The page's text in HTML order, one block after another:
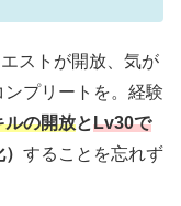
ストが開放、気が
プリートを。経験
ルの開放とLv30で
することを忘れず